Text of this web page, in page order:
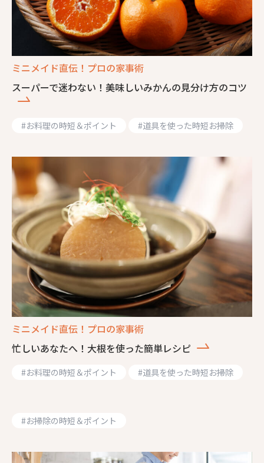
ミニメイド直伝！プロの家事術
スーパーで迷わない！美味しいみかんの見分け方のコツ
#お料理の時短＆ポイント #道具を使った時短お掃除
ミニメイド直伝！プロの家事術
忙しいあなたへ！大根を使った簡単レシピ
#お料理の時短＆ポイント #道具を使った時短お掃除
#お掃除の時短＆ポイント